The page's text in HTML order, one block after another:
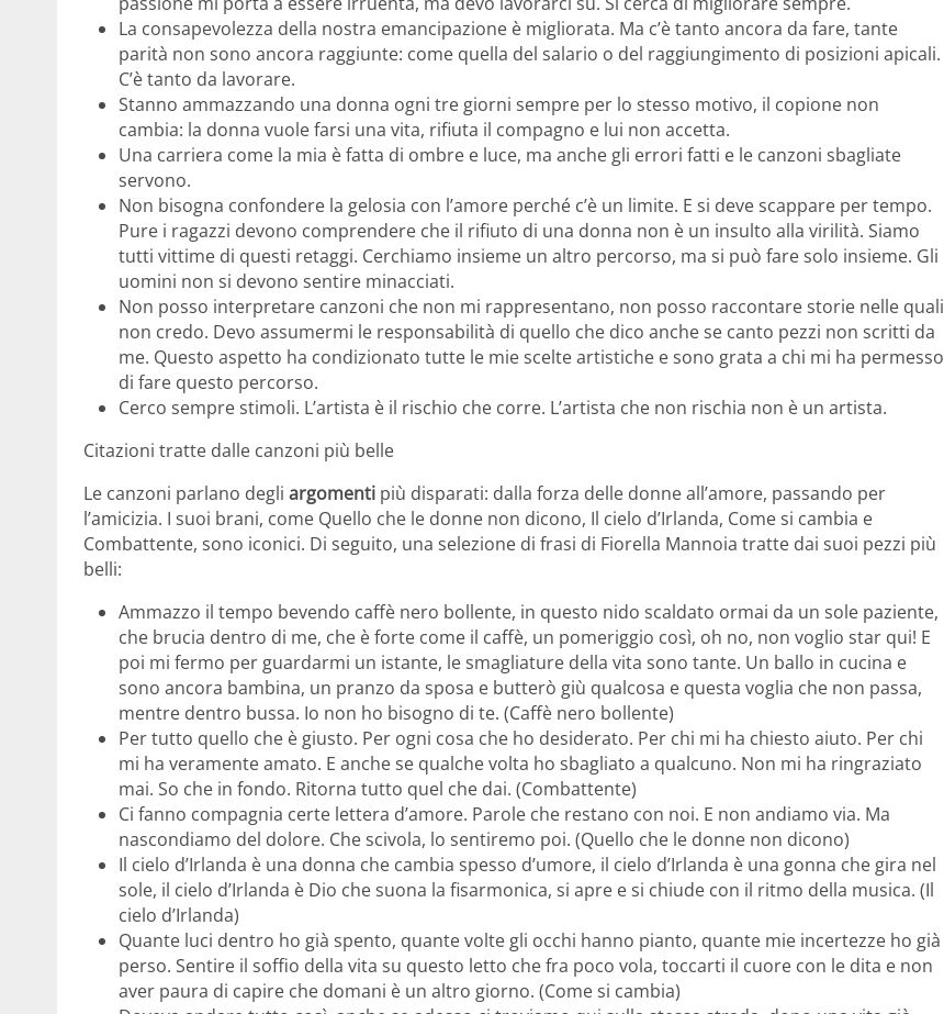
La consapevolezza della nostra emancipazione è migliorata. Ma c’è tanto ancora da fare, tante
parità non sono ancora raggiunte: come quella del salario o del raggiungimento di posizioni apicali.
C’è tanto da lavorare.
Stanno ammazzando una donna ogni tre giorni sempre per lo stesso motivo, il copione non
cambia: la donna vuole farsi una vita, rifiuta il compagno e lui non accetta.
Una carriera come la mia è fatta di ombre e luce, ma anche gli errori fatti e le canzoni sbagliate
servono.
Non bisogna confondere la gelosia con l’amore perché c’è un limite. E si deve scappare per tempo.
Pure i ragazzi devono comprendere che il rifiuto di una donna non è un insulto alla virilità. Siamo
tutti vittime di questi retaggi. Cerchiamo insieme un altro percorso, ma si può fare solo insieme. Gli
uomini non si devono sentire minacciati.
Non posso interpretare canzoni che non mi rappresentano, non posso raccontare storie nelle quali
non credo. Devo assumermi le responsabilità di quello che dico anche se canto pezzi non scritti da
me. Questo aspetto ha condizionato tutte le mie scelte artistiche e sono grata a chi mi ha permesso
di fare questo percorso.
Cerco sempre stimoli. L’artista è il rischio che corre. L’artista che non rischia non è un artista.
Citazioni tratte dalle canzoni più belle
Le canzoni parlano degli argomenti più disparati: dalla forza delle donne all’amore, passando per
l’amicizia. I suoi brani, come Quello che le donne non dicono, Il cielo d’Irlanda, Come si cambia e
Combattente, sono iconici. Di seguito, una selezione di frasi di Fiorella Mannoia tratte dai suoi pezzi più
belli:
Ammazzo il tempo bevendo caffè nero bollente, in questo nido scaldato ormai da un sole paziente,
che brucia dentro di me, che è forte come il caffè, un pomeriggio così, oh no, non voglio star qui! E
poi mi fermo per guardarmi un istante, le smagliature della vita sono tante. Un ballo in cucina e
sono ancora bambina, un pranzo da sposa e butterò giù qualcosa e questa voglia che non passa,
mentre dentro bussa. Io non ho bisogno di te. (Caffè nero bollente)
Per tutto quello che è giusto. Per ogni cosa che ho desiderato. Per chi mi ha chiesto aiuto. Per chi
mi ha veramente amato. E anche se qualche volta ho sbagliato a qualcuno. Non mi ha ringraziato
mai. So che in fondo. Ritorna tutto quel che dai. (Combattente)
Ci fanno compagnia certe lettera d’amore. Parole che restano con noi. E non andiamo via. Ma
nascondiamo del dolore. Che scivola, lo sentiremo poi. (Quello che le donne non dicono)
Il cielo d’Irlanda è una donna che cambia spesso d’umore, il cielo d’Irlanda è una gonna che gira nel
sole, il cielo d’Irlanda è Dio che suona la fisarmonica, si apre e si chiude con il ritmo della musica. (Il
cielo d’Irlanda)
Quante luci dentro ho già spento, quante volte gli occhi hanno pianto, quante mie incertezze ho già
perso. Sentire il soffio della vita su questo letto che fra poco vola, toccarti il cuore con le dita e non
aver paura di capire che domani è un altro giorno. (Come si cambia)